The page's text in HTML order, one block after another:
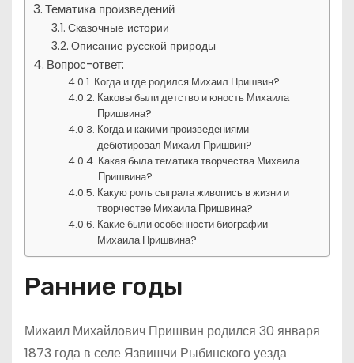
Тематика произведений
Сказочные истории
Описание русской природы
Вопрос-ответ:
Когда и где родился Михаил Пришвин?
Каковы были детство и юность Михаила
Пришвина?
Когда и какими произведениями
дебютировал Михаил Пришвин?
Какая была тематика творчества Михаила
Пришвина?
Какую роль сыграла живопись в жизни и
творчестве Михаила Пришвина?
Какие были особенности биографии
Михаила Пришвина?
Ранние годы
Михаил Михайлович Пришвин родился 30 января
1873 года в селе Язвишчи Рыбинского уезда